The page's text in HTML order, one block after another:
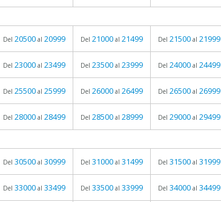
Del 20500 al 20999 Del 21000 al 21499 Del 21500 al 21999
Del 23000 al 23499 Del 23500 al 23999 Del 24000 al 24499
Del 25500 al 25999 Del 26000 al 26499 Del 26500 al 26999
Del 28000 al 28499 Del 28500 al 28999 Del 29000 al 29499
Del 30500 al 30999 Del 31000 al 31499 Del 31500 al 31999
Del 33000 al 33499 Del 33500 al 33999 Del 34000 al 34499